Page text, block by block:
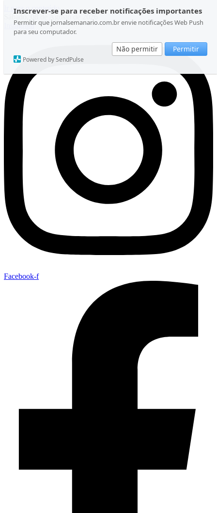
Inscrever-se para receber notificações importantes
Permitir que jornalsemanario.com.br envie notificações Web Push
para seu computador.
Não permitir Permitir
Powered by SendPulse
Ir para o conteúdo
Sábado, 08 de Agosto de 2026
Instagram
Facebook-f